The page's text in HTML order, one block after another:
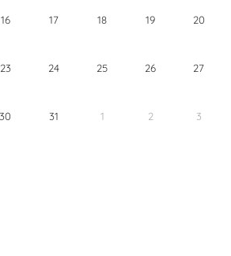
16 17 18 19 20
23 24 25 26 27
30 31 1 2 3